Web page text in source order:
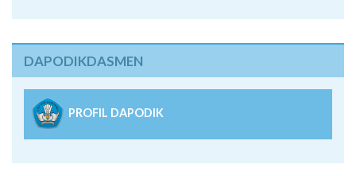
DAPODIKDASMEN
PROFIL DAPODIK